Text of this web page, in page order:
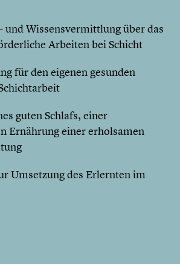
Wissensvermittlung über das
Arbeiten bei Schicht
für den eigenen gesunden
guten Schlafs, einer
Ernährung einer erholsamen
Umsetzung des Erlernten im